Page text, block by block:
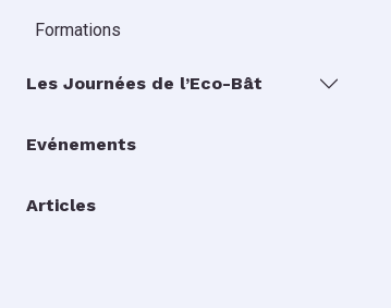
Formations
Les Journées de l’Eco-Bât
Evénements
Articles